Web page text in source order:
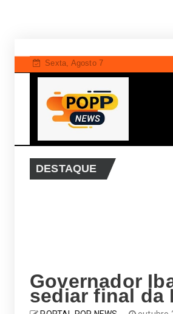
Sexta, Agosto 7
DESTAQUE
ligado a Arruda entra na mira da
Governador
sediar final da